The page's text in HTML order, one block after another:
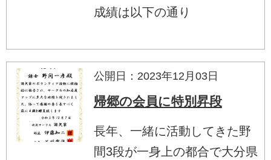
成績は以下の通り
公開日：2023年12月03日
帰郷の会員に特別昇段
長年、一緒に活動してきた野
間3段が一身上の都合で大分県